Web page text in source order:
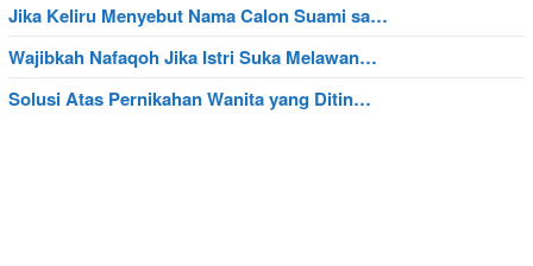
Jika Keliru Menyebut Nama Calon Suami sa…
Wajibkah Nafaqoh Jika Istri Suka Melawan…
Solusi Atas Pernikahan Wanita yang Ditin…